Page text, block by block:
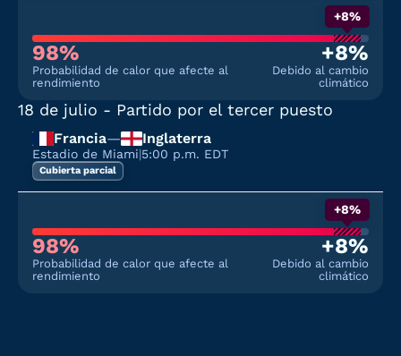
+8%
98%
Probabilidad de calor que afecte al
rendimiento
+8%
Debido al cambio
climático
18 de julio - Partido por el tercer puesto
Francia— Inglaterra
Estadio de Miami|5:00 p.m. EDT
Cubierta parcial
+8%
98%
Probabilidad de calor que afecte al
rendimiento
+8%
Debido al cambio
climático